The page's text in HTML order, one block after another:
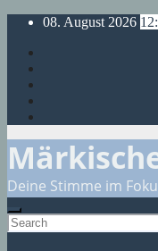
Skip
content
08. August 2026
Deine Stimme im